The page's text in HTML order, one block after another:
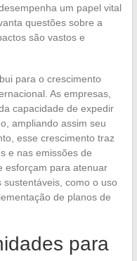
um papel vital
questões sobre a
são vastos e
para o crescimento
As empresas,
capacidade de expedir
ampliando assim seu
esse crescimento traz
e nas emissões de
esforçam para atenuar
como o uso
de planos de
para